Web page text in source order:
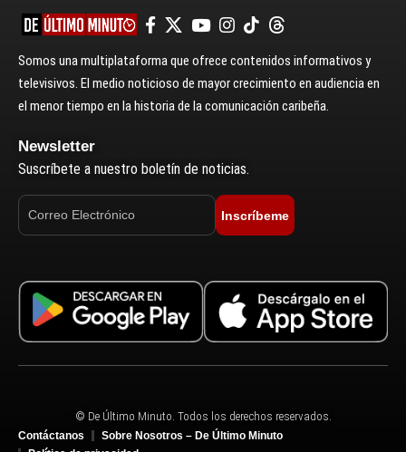
Somos una multiplataforma que ofrece contenidos informativos y
televisivos. El medio noticioso de mayor crecimiento en audiencia en
el menor tiempo en la historia de la comunicación caribeña.
Newsletter
Suscríbete a nuestro boletín de noticias.
Inscríbeme
© De Último Minuto. Todos los derechos reservados.
Contáctanos
Sobre Nosotros – De Último Minuto